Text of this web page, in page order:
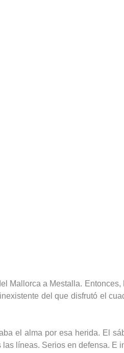
Mallorca a Mestalla.
del que disfrutó el
el alma por esa herida. El
líneas. Serios en defensa. E